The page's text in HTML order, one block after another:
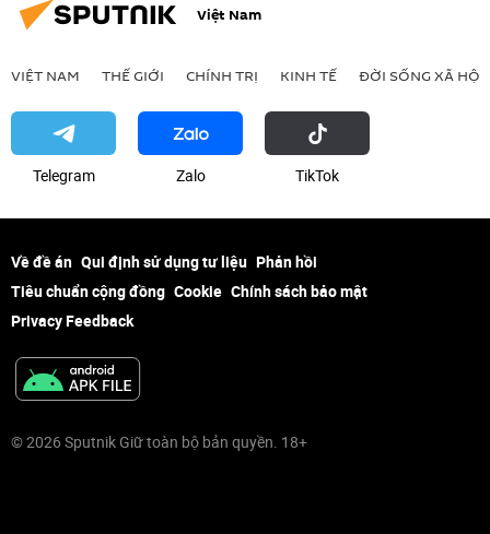
Việt Nam
VIỆT NAM THẾ GIỚI CHÍNH TRỊ KINH TẾ ĐỜI SỐNG XÃ HỘI
Telegram Zalo ТikТоk
Về đề án Qui định sử dụng tư liệu Phản hồi
Tiêu chuẩn cộng đồng Cookie Chính sách bảo mật
Privacy Feedback
© 2026 Sputnik Giữ toàn bộ bản quyền. 18+